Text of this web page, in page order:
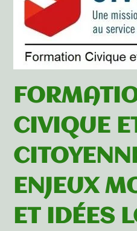
CIVIQUE
ENJEUX
ET IDÉES